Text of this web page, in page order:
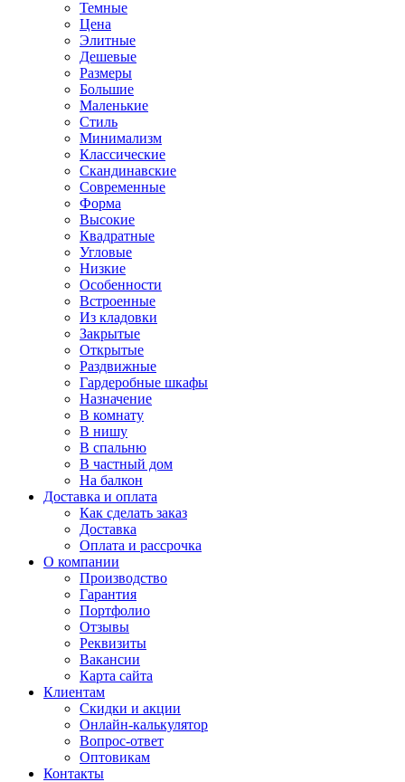
Темные
Цена
Элитные
Дешевые
Размеры
Большие
Маленькие
Стиль
Минимализм
Классические
Скандинавские
Современные
Форма
Высокие
Квадратные
Угловые
Низкие
Особенности
Встроенные
Из кладовки
Закрытые
Открытые
Раздвижные
Гардеробные шкафы
Назначение
В комнату
В нишу
В спальню
В частный дом
На балкон
Доставка и оплата
Как сделать заказ
Доставка
Оплата и рассрочка
О компании
Производство
Гарантия
Портфолио
Отзывы
Реквизиты
Вакансии
Карта сайта
Клиентам
Скидки и акции
Онлайн-калькулятор
Вопрос-ответ
Оптовикам
Контакты